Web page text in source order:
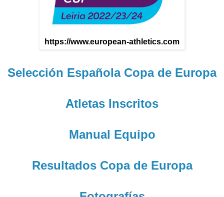
https://www.european-athletics.com
Selección Española Copa de Europa
Atletas Inscritos
Manual Equipo
Resultados Copa de Europa